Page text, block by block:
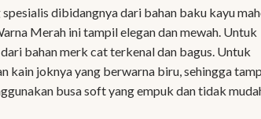
dibidangnya dari bahan baku kayu
Merah ini tampil elegan dan mewah. Untuk
bahan merk cat terkenal dan bagus. Untuk
kain joknya yang berwarna biru, sehingga
busa soft yang empuk dan tidak